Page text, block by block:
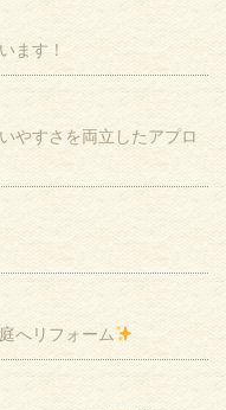
ます！
やすさを両立したアプロ
へリフォーム